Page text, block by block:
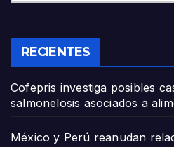
RECIENTES
Cofepris investiga posibles
salmonelosis asociados a
México y Perú reanudan